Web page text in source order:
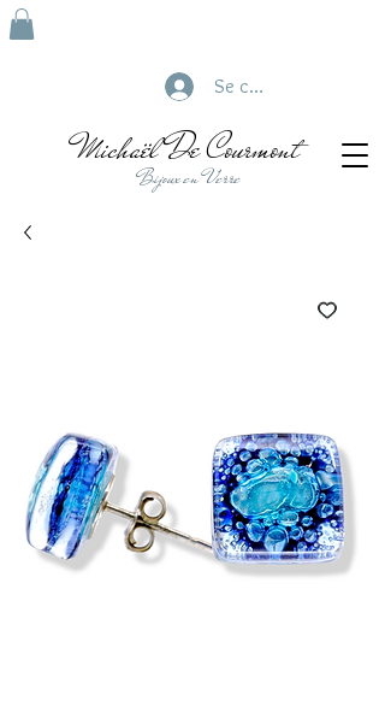
Michaël De Courmont
Bijoux en Verre
Se connecter